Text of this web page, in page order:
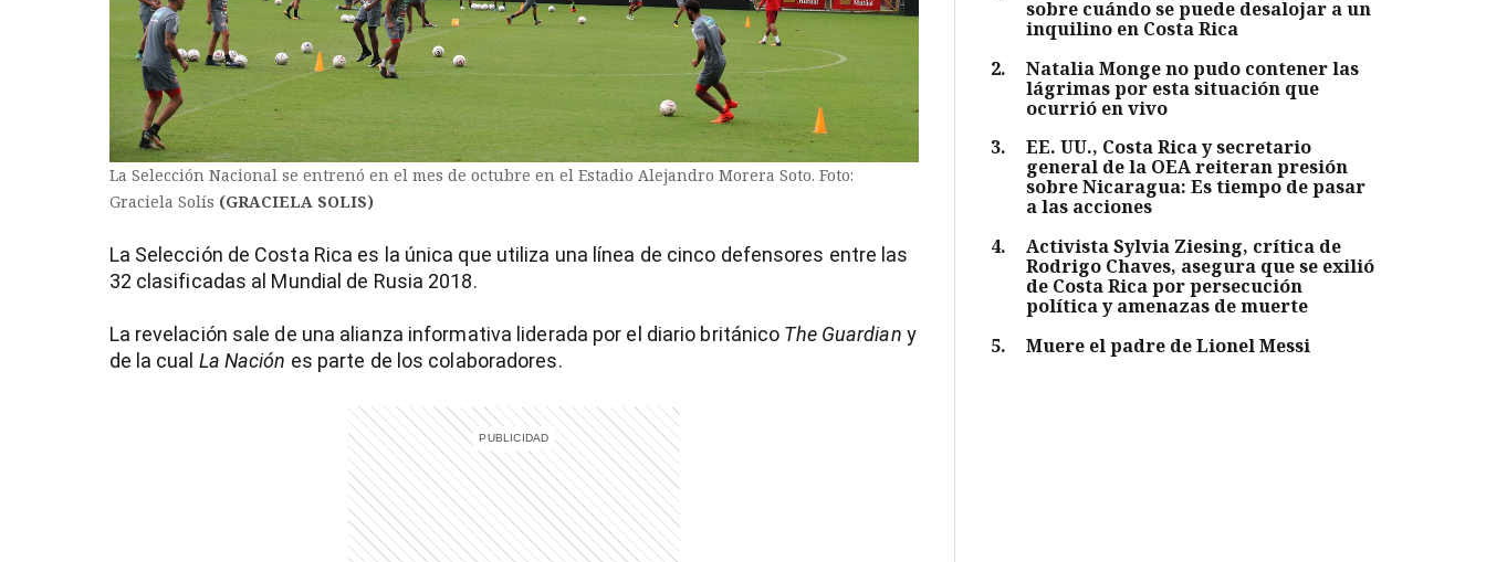
La Selección Nacional se entrenó en el mes de octubre en el Estadio Alejandro Morera Soto. Foto:
Graciela Solís (GRACIELA SOLIS)
La Selección de Costa Rica es la única que utiliza una línea de cinco defensores entre las
32 clasificadas al Mundial de Rusia 2018.
La revelación sale de una alianza informativa liderada por el diario británico The Guardian y
de la cual La Nación es parte de los colaboradores.
sobre cuándo se puede desalojar a un
inquilino en Costa Rica
2.
Natalia Monge no pudo contener las
lágrimas por esta situación que
ocurrió en vivo
3.
EE. UU., Costa Rica y secretario
general de la OEA reiteran presión
sobre Nicaragua: Es tiempo de pasar
a las acciones
4.
Activista Sylvia Ziesing, crítica de
Rodrigo Chaves, asegura que se exilió
de Costa Rica por persecución
política y amenazas de muerte
5. Muere el padre de Lionel Messi